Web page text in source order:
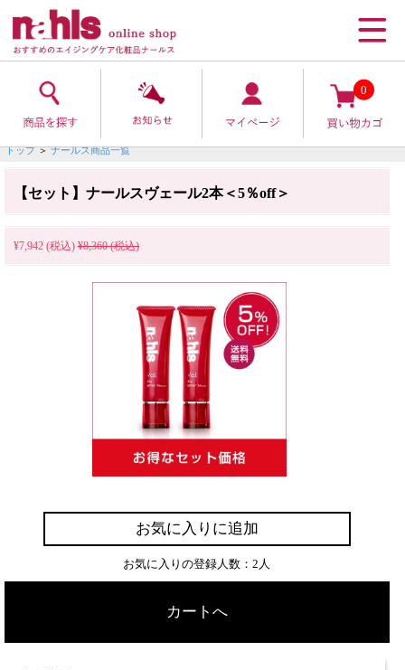
0
トップ ＞ ナールス商品一覧
【セット】ナールスヴェール2本＜5％off＞
¥7,942 (税込) ¥8,360 (税込)
お気に入りに追加
お気に入りの登録人数：2人
カートへ